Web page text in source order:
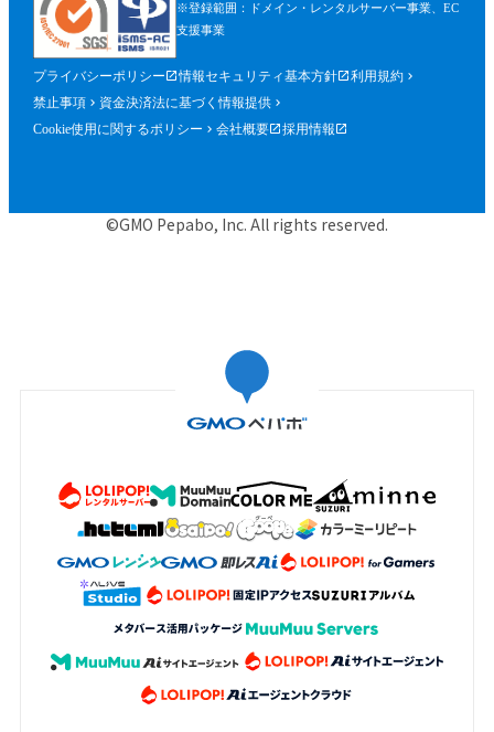
※登録範囲：ドメイン・レンタルサーバー事業、EC
支援事業
プライバシーポリシー 情報セキュリティ基本方針
利用規約
禁止事項
資金決済法に基づく情報提供
Cookie使用に関するポリシー
会社概要 採用情報
©GMO Pepabo, Inc. All rights reserved.